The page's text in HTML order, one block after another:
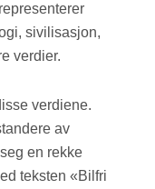
sivilisasjon,
verdier.
verdiene.
av
en rekke
teksten «Bilfri